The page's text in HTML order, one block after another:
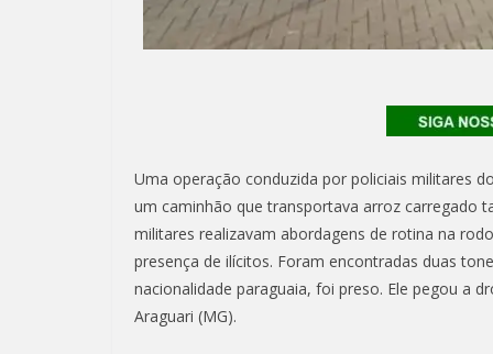
Uma operação conduzida por policiais militares
um caminhão que transportava arroz carregado
militares realizavam abordagens de rotina na
presença de ilícitos. Foram encontradas duas
nacionalidade paraguaia, foi preso. Ele pegou a
Araguari (MG).